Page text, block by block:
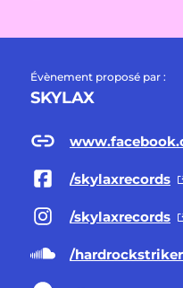
Évènement proposé par :
SKYLAX
/skylaxrecords
/skylaxrecords
/hardrockstriker